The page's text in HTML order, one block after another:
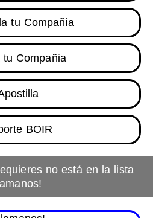
tu Compañía
tu Compañia
BOIR
no está en la lista
llamanos!